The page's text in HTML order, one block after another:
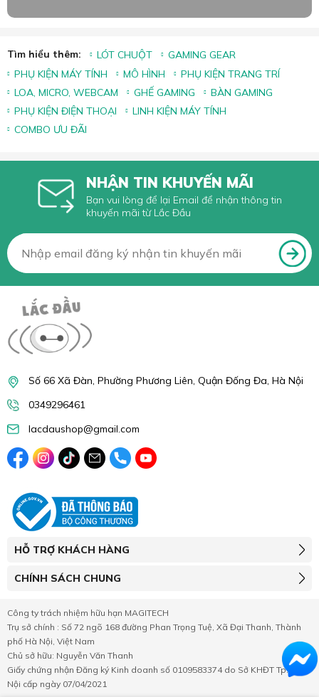
Tìm hiểu thêm: LÓT CHUỘT
GAMING GEAR
PHỤ KIỆN MÁY TÍNH
MÔ HÌNH
PHỤ KIỆN TRANG TRÍ
LOA, MICRO, WEBCAM
GHẾ GAMING
BÀN GAMING
PHỤ KIỆN ĐIỆN THOẠI
LINH KIỆN MÁY TÍNH
COMBO ƯU ĐÃI
NHẬN TIN KHUYẾN MÃI
Bạn vui lòng để lại Email để nhận thông tin
khuyến mãi từ Lắc Đầu
Số 66 Xã Đàn, Phường Phương Liên, Quận Đống Đa, Hà Nội
0349296461
lacdaushop@gmail.com
HỖ TRỢ KHÁCH HÀNG
CHÍNH SÁCH CHUNG
Công ty trách nhiệm hữu hạn MAGITECH
Trụ sở chính : Số 72 ngõ 168 đường Phan Trọng Tuệ, Xã Đại Thanh, Thành
phố Hà Nội, Việt Nam
Chủ sở hữu: Nguyễn Văn Thanh
Giấy chứng nhận Đăng ký Kinh doanh số 0109583374 do Sở KHĐT Tp.Hà
Nội cấp ngày 07/04/2021